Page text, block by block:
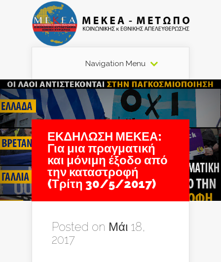
Navigation Menu
ΕΚΔΗΛΩΣΗ ΜΕΚΕΑ:
Για μια πραγματική
και μόνιμη έξοδο από
την καταστροφή
(Τρίτη 30/5/2017)
Posted on Μάι 18,
2017